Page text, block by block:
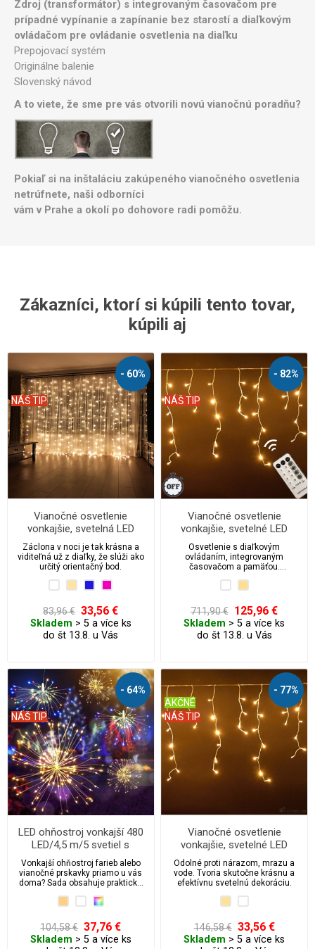
Zdroj (transformátor) s integrovaným časovačom pre
prípadné vypínanie a zapínanie bez starostí a diaľkovým
ovládačom pre ovládanie osvetlenia na diaľku
Prepojovací systém
Originálne balenie
Slovenský návod
A to viete, že sme pre vás otvorili novú vianočnú poradňu?
Pokiaľ si na inštaláciu zakúpeného vianočného osvetlenia
netrúfnete, naši odborníci
vám v Prahe a okolí po dohovore radi pomôžu.
Zákazníci, ktorí si kúpili tento tovar,
kúpili aj
- 60%
NÁŠ TIP
Vianočné osvetlenie
vonkajšie, svetelná LED
záclona 400 ks/4,5 m
Záclona v noci je tak krásna a
viditeľná už z diaľky, že slúži ako
určitý orientačný bod.
83,96 € 33,56 €
Skladem > 5 a více ks
do št 13.8. u Vás
- 82%
NÁŠ TIP
Vianočné osvetlenie
vonkajšie, svetelné LED
kvaple 1800 ks/45 m s
časovačom a diaľkovým
ovládaním a pamäťou
Osvetlenie s diaľkovým
ovládaním, integrovaným
časovačom a pamäťou.
711,90 € 125,96 €
Skladem > 5 a více ks
do št 13.8. u Vás
- 64%
NÁŠ TIP
LED ohňostroj vonkajší 480
LED/4,5 m/5 svetiel s
programami
Vonkajší ohňostroj farieb alebo
vianočné prskavky priamo u vás
doma? Sada obsahuje praktické
obsahuje 5 ks svetiel.
104,58 € 37,76 €
Skladem > 5 a více ks
- 77%
NÁŠ TIP
AKČNÉ
Vianočné osvetlenie
vonkajšie, svetelné LED
kvaple 210 ks/10 m
Odolné proti nárazom, mrazu a
vode. Tvoria skutočne krásnu a
efektívnu svetelnú dekoráciu.
146,58 € 33,56 €
Skladem > 5 a více ks